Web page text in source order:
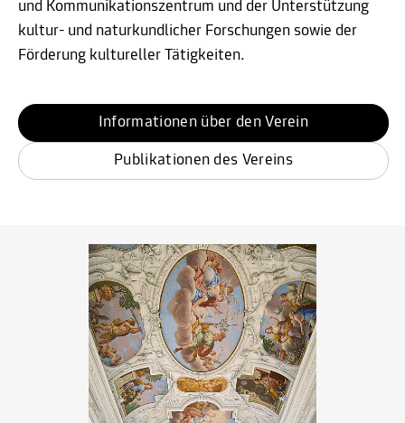
und Kommunikationszentrum und der Unterstützung
kultur- und naturkundlicher Forschungen sowie der
Förderung kultureller Tätigkeiten.
Informationen über den Verein
Publikationen des Vereins